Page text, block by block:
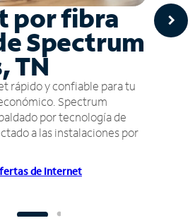
por fibra
Spectrum
TN
rápido y confiable para tu
Spectrum
por tecnología de
a las instalaciones por
de Internet